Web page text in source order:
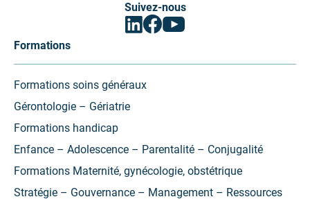
Suivez-nous
Linkedin
(ouvrir
nouvel
Facebook
(ouvrir
nouvel
Youtube
(ouvrir
nouvel
Formations
Formations soins généraux
Gérontologie – Gériatrie
Formations handicap
Enfance – Adolescence – Parentalité – Conjugalité
Formations Maternité, gynécologie, obstétrique
Stratégie – Gouvernance – Management – Ressources